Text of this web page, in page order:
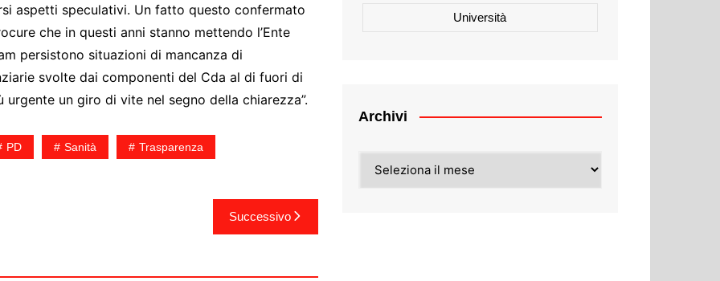
aspetti speculativi. Un fatto questo confermato
che in questi anni stanno mettendo l’Ente
persistono situazioni di mancanza di
svolte dai componenti del Cda al di fuori di
un giro di vite nel segno della chiarezza”.
PD Sanità Trasparenza
Successivo
Università
Archivi